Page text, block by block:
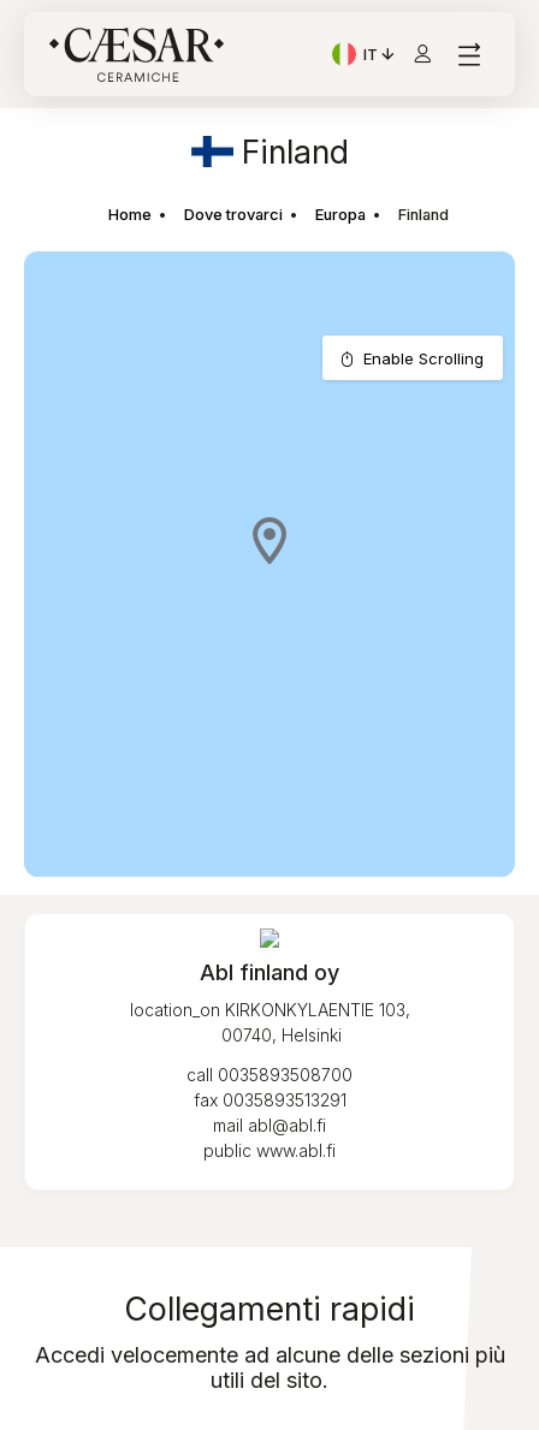
IT
Lingua corrente:
Finland
Home Dove trovarci Europa Finland
Enable Scrolling
Abl finland oy
location_on KIRKONKYLAENTIE 103,
00740, Helsinki
call 0035893508700
fax0035893513291
mail abl@abl.fi
public www.abl.fi
Collegamenti rapidi
Accedi velocemente ad alcune delle sezioni più
utili del sito.